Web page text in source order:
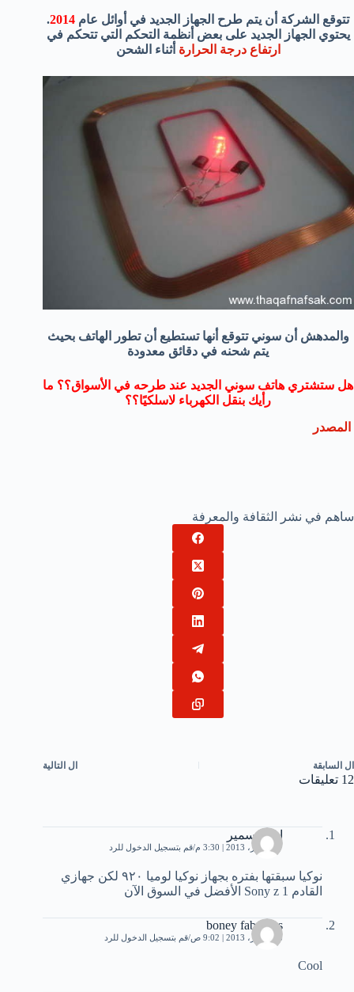
تتوقع الشركة أن يتم طرح الجهاز الجديد في أوائل عام 2014
.
يحتوي الجهاز الجديد على بعض أنظمة التحكم التي تتحكم في
ارتفاع درجة الحرارة أثناء الشحن
والمدهش أن سوني تتوقع أنها تستطيع أن تطور الهاتف بحيث
يتم شحنه في دقائق معدودة
هل ستشتري هاتف سوني الجديد عند طرحه في الأسواق؟؟ ما
رأيك بنقل الكهرباء لاسلكيًا؟؟
المصدر
ساهم في نشر الثقافة والمعرفة
ال السابقة ال التالية
12 تعليقات
احمد سمير
27 أكتوبر، 2013 | 3:30 م قم بتسجيل الدخول للرد
نوكيا سبقتها بفتره بجهاز نوكيا لوميا ٩٢٠ لكن جهازي
القادم Sony z 1 الأفضل في السوق الآن
boney fabulous
28 أكتوبر، 2013 | 9:02 ص قم بتسجيل الدخول للرد
Cool